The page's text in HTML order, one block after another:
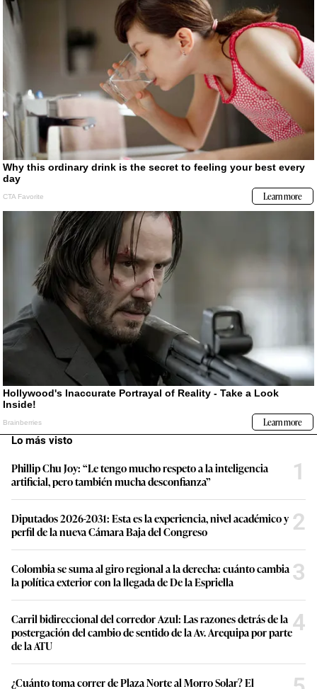
Lo más visto
Phillip Chu Joy: “Le tengo mucho respeto a la inteligencia
artificial, pero también mucha desconfianza”
1
Diputados 2026-2031: Esta es la experiencia, nivel académico y
perfil de la nueva Cámara Baja del Congreso
2
Colombia se suma al giro regional a la derecha: cuánto cambia
la política exterior con la llegada de De la Espriella
3
Carril bidireccional del corredor Azul: Las razones detrás de la
postergación del cambio de sentido de la Av. Arequipa por parte
de la ATU
4
¿Cuánto toma correr de Plaza Norte al Morro Solar? El